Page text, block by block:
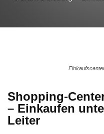
Shopping-
– Einkaufen
Leiter